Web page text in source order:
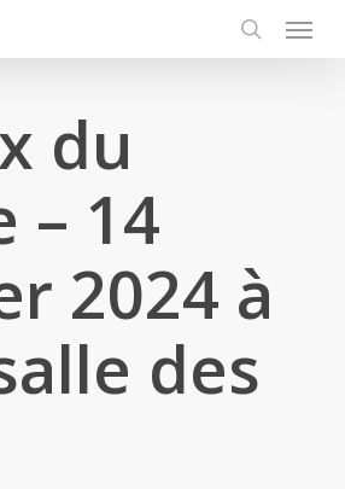
du
– 14
2024 à
des